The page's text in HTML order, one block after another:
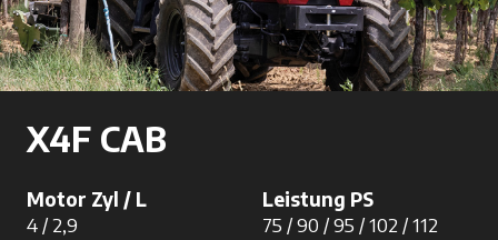
X4F CAB
Motor Zyl / L
4 / 2,9
Leistung PS
75 / 90 / 95 / 102 / 112